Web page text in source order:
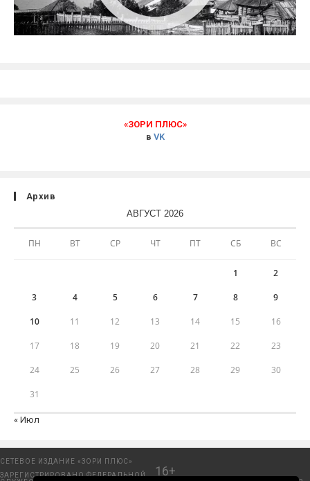
«ЗОРИ ПЛЮС»
в VK
Архив
АВГУСТ 2026
ПН ВТ СР ЧТ ПТ СБ ВС
1 2
3 4 5 6 7 8 9
10 11 12 13 14 15 16
17 18 19 20 21 22 23
24 25 26 27 28 29 30
31
« Июл
СЕТЕВОЕ ИЗДАНИЕ «ЗОРИ ПЛЮС»
ЗАРЕГИСТРИРОВАНО ФЕДЕРАЛЬНОЙ
16+